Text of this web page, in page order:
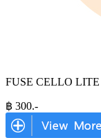
FUSE CELLO
฿ 300.-